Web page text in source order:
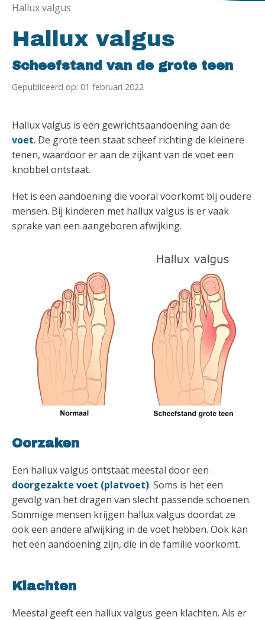
Hallux valgus
Hallux valgus
Scheefstand van de grote teen
Gepubliceerd op: 01 februari 2022
Hallux valgus is een gewrichtsaandoening aan de
voet. De grote teen staat scheef richting de kleinere
tenen, waardoor er aan de zijkant van de voet een
knobbel ontstaat.
Het is een aandoening die vooral voorkomt bij oudere
mensen. Bij kinderen met hallux valgus is er vaak
sprake van een aangeboren afwijking.
Oorzaken
Een hallux valgus ontstaat meestal door een
doorgezakte voet (platvoet). Soms is het een
gevolg van het dragen van slecht passende schoenen.
Sommige mensen krijgen hallux valgus doordat ze
ook een andere afwijking in de voet hebben. Ook kan
het een aandoening zijn, die in de familie voorkomt.
Klachten
Meestal geeft een hallux valgus geen klachten. Als er